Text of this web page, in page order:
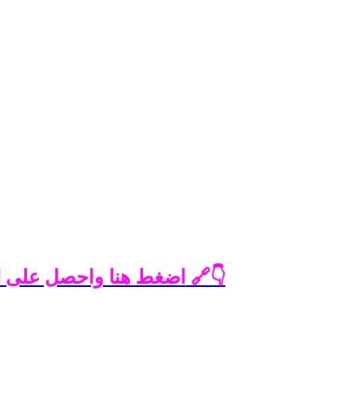
✅ اضغط هنا واحصل على الرابط 🔗👇